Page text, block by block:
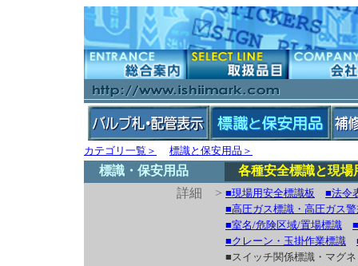
カテゴリ一覧＞ 標識と保安用品＞
標識・保安用品
各種安全標識と現場
詳細 > ■現場用安全標識板
■法令
■高圧ガス標識・高圧ガス
■室名/危険区域/置場標識
■クレーン・玉掛作業標識
■スイッチ関係標識・マグ